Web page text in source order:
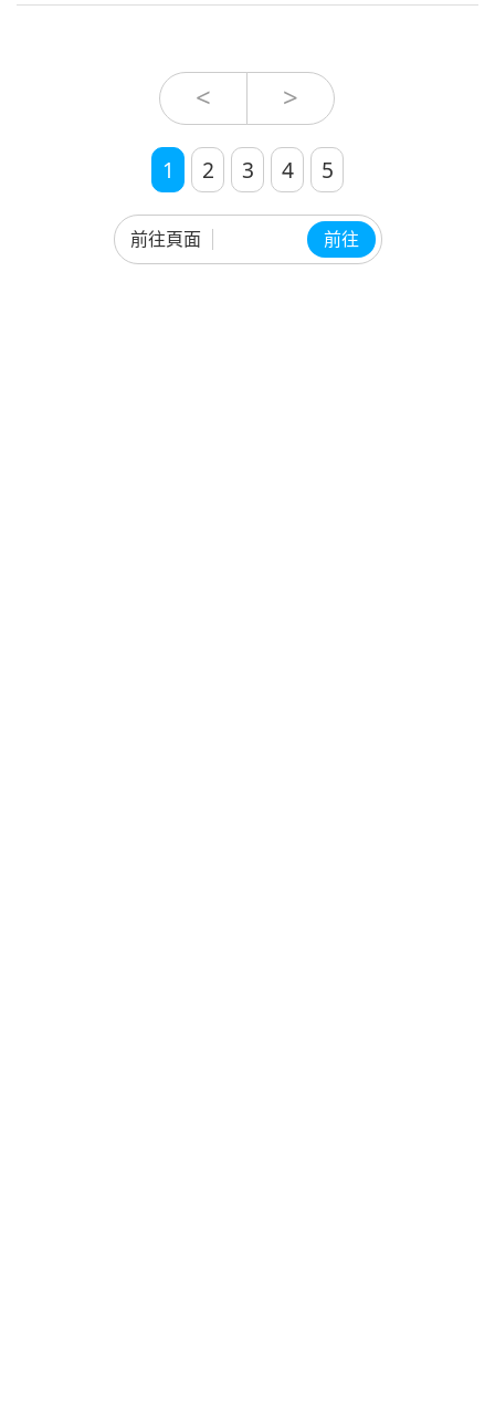
願意成為純素者。葬禮就像一個純素
派對。我們有幸得師父印心，願大家
都能吃純素、愛護身體、運動、勤
純素世界的目標。
< >
1 2 3 4 5
前往頁面 前往